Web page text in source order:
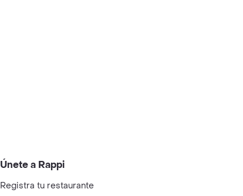
Únete a Rappi
Registra tu restaurante